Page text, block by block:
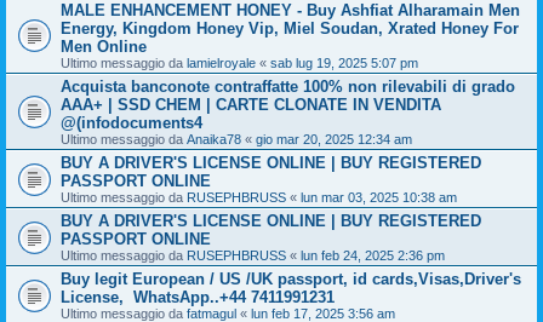
MALE ENHANCEMENT HONEY - Buy Ashfiat Alharamain Men
Energy, Kingdom Honey Vip, Miel Soudan, Xrated Honey For
Men Online
Ultimo messaggio da lamielroyale « sab lug 19, 2025 5:07 pm
Acquista banconote contraffatte 100% non rilevabili di grado
AAA+ | SSD CHEM | CARTE CLONATE IN VENDITA
@(infodocuments4
Ultimo messaggio da Anaika78 « gio mar 20, 2025 12:34 am
BUY A DRIVER'S LICENSE ONLINE | BUY REGISTERED
PASSPORT ONLINE
Ultimo messaggio da RUSEPHBRUSS « lun mar 03, 2025 10:38 am
BUY A DRIVER'S LICENSE ONLINE | BUY REGISTERED
PASSPORT ONLINE
Ultimo messaggio da RUSEPHBRUSS « lun feb 24, 2025 2:36 pm
Buy legit European / US /UK passport, id cards,Visas,Driver's
License, WhatsApp..+44 7411991231
Ultimo messaggio da fatmagul « lun feb 17, 2025 3:56 am